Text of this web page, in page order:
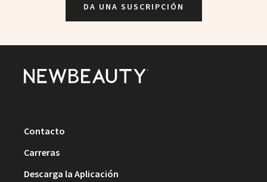
DA UNA SUSCRIPCIÓN
Contacto
Carreras
Descarga la Aplicación